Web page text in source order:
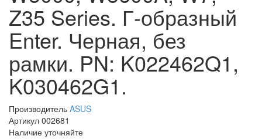
Z35 Series. Г-образный
Enter. Черная, без
рамки. PN: K022462Q1,
K030462G1.
Производитель ASUS
Артикул 002681
Наличие уточняйте